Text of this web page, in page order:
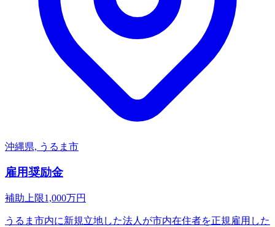
沖縄県, うるま市
雇用奨励金
補助上限1,000万円
うるま市内に新規立地した法人が市内在住者を正規雇用した